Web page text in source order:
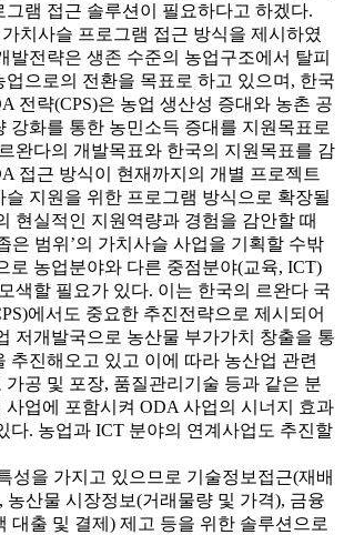
그램 접근 솔루션이 필요하다고 하겠다.
치사슬 프로그램 접근 방식을 제시하였
발전략은 생존 수준의 농업구조에서 탈피
으로의 전환을 목표로 하고 있으며, 한국
전략(CPS)은 농업 생산성 증대와 농촌 공
강화를 통한 농민소득 증대를 지원목표로
완다의 개발목표와 한국의 지원목표를 감
접근 방식이 현재까지의 개별 프로젝트
슬 지원을 위한 프로그램 방식으로 확장될
현실적인 지원역량과 경험을 감안할 때
은 범위’의 가치사슬 사업을 기획할 수밖
로 농업분야와 다른 중점분야(교육, ICT)
색할 필요가 있다. 이는 한국의 르완다 국
에서도 중요한 추진전략으로 제시되어
저개발국으로 농산물 부가가치 창출을 통
추진해오고 있고 이에 따라 농산업 관련
가공 및 포장, 품질관리기술 등과 같은 분
사업에 포함시켜 ODA 사업의 시너지 효과
다. 농업과 ICT 분야의 연계사업도 추진할
성을 가지고 있으므로 기술정보접근(재배
농산물 시장정보(거래물량 및 가격), 금융
대출 및 결제) 제고 등을 위한 솔루션으로